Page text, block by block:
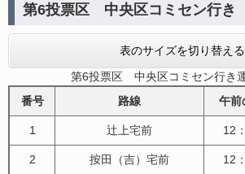
第6投票区 中央区コミセン行き
表のサイズを切り替える
第6投票区 中央区コミセン行き
番号
路線 午前
1 辻上宅前 12
2 按田（吉）宅前 12